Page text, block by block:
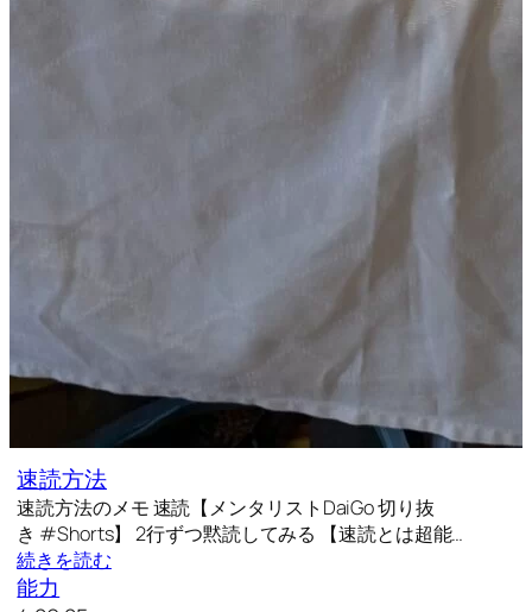
速読方法
速読方法のメモ 速読【メンタリストDaiGo 切り抜
き #Shorts】 2行ずつ黙読してみる 【速読とは超能…
続きを読む
能力